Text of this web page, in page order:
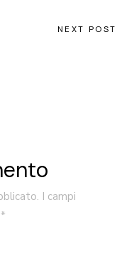
NEXT POST
I campi
*